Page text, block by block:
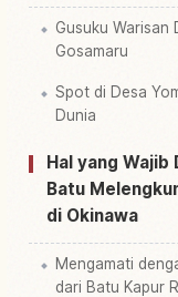
Gusuku Warisan
Gosamaru
Spot di Desa
Dunia
Hal yang
Batu
di Okinawa
Mengamati
dari Batu Kapur